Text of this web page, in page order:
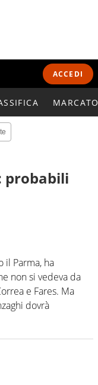
ACCEDI
probabili
il Parma, ha
non si vedeva da
e Fares. Ma
dovrà